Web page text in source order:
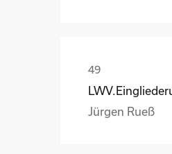
Jürgen Rueß